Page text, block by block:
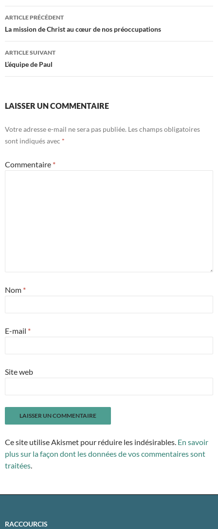
Navigation
des
articles
ARTICLE PRÉCÉDENT
La mission de Christ au cœur de nos préoccupations
ARTICLE SUIVANT
L’équipe de Paul
LAISSER UN COMMENTAIRE
Votre adresse e-mail ne sera pas publiée. Les champs obligatoires
sont indiqués avec *
Commentaire *
Nom *
E-mail *
Site web
Ce site utilise Akismet pour réduire les indésirables. En savoir
plus sur la façon dont les données de vos commentaires sont
traitées.
RACCOURCIS